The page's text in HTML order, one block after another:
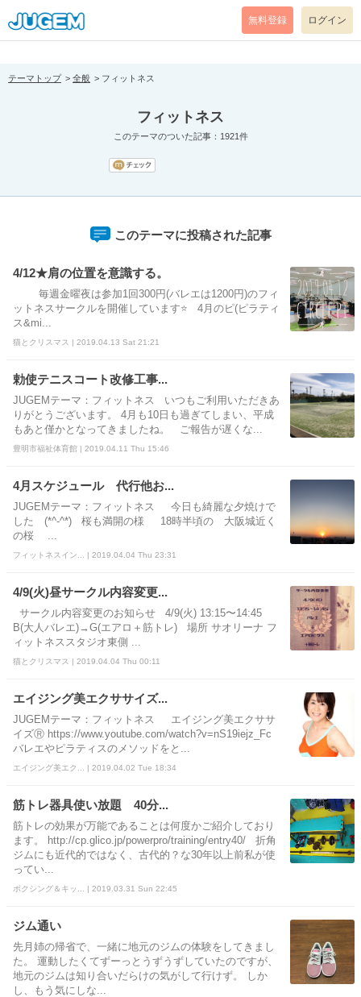
[pear_error: message="Success" code=0 mode=return level=notice
prefix="" info=""]
無料登録 ログイン
テーマトップ 全般 フィットネス
フィットネス
このテーマのついた記事：1921件
このテーマに投稿された記事
4/12★肩の位置を意識する。
毎週金曜夜は参加1回300円(バレエは1200円)のフィ
ットネスサークルを開催しています⭐ 4月のピ(ピラティ
ス&mi...
猫とクリスマス | 2019.04.13 Sat 21:21
勅使テニスコート改修工事...
JUGEMテーマ：フィットネス いつもご利用いただきあ
りがとうございます。 4月も10日も過ぎてしまい、平成
もあと僅かとなってきましたね。 ご報告が遅くな...
豊明市福祉体育館 | 2019.04.11 Thu 15:46
4月スケジュール 代行他お...
JUGEMテーマ：フィットネス 今日も綺麗な夕焼けで
した (*^-^*) 桜も満開の様 18時半頃の 大阪城近く
の桜 ...
フィットネスイン... | 2019.04.04 Thu 23:31
4/9(火)昼サークル内容変更...
サークル内容変更のお知らせ 4/9(火) 13:15〜14:45
B(大人バレエ)→G(エアロ＋筋トレ) 場所 サオリーナ フ
ィットネススタジオ東側 ...
猫とクリスマス | 2019.04.04 Thu 00:11
エイジング美エクササイズ...
JUGEMテーマ：フィットネス エイジング美エクササ
イズⓇ https://www.youtube.com/watch?v=nS19iejz_Fc
バレエやピラティスのメソッドをと...
エイジング美エク... | 2019.04.02 Tue 18:34
筋トレ器具使い放題 40分...
筋トレの効果が万能であることは何度かご紹介しており
ます。 http://cp.glico.jp/powerpro/training/entry40/ 折角
ジムにも近代的ではなく、古代的？な30年以上前私が使
ってい...
ボクシング＆キッ... | 2019.03.31 Sun 22:45
ジム通い
先月姉の帰省で、一緒に地元のジムの体験をしてきまし
た。 運動したくてずーっとうずうずしていたのですが、
地元のジムは知り合いだらけの気がして行けず。 しか
し、もう気にしな...